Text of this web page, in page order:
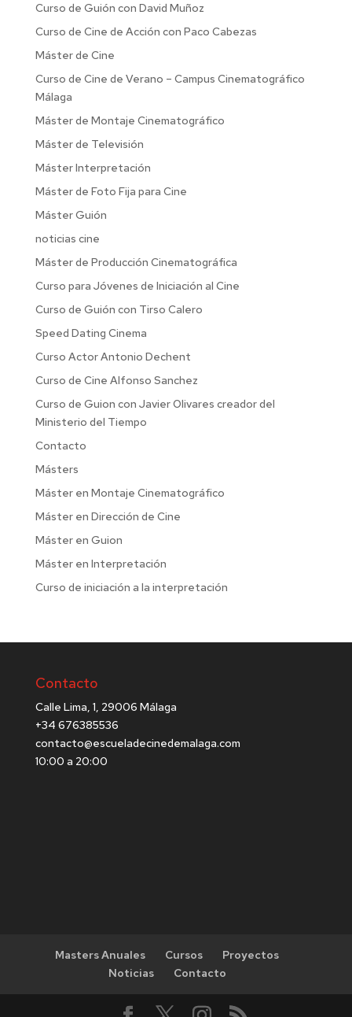
Curso de Guión con David Muñoz
Curso de Cine de Acción con Paco Cabezas
Máster de Cine
Curso de Cine de Verano – Campus Cinematográfico
Málaga
Máster de Montaje Cinematográfico
Máster de Televisión
Máster Interpretación
Máster de Foto Fija para Cine
Máster Guión
noticias cine
Máster de Producción Cinematográfica
Curso para Jóvenes de Iniciación al Cine
Curso de Guión con Tirso Calero
Speed Dating Cinema
Curso Actor Antonio Dechent
Curso de Cine Alfonso Sanchez
Curso de Guion con Javier Olivares creador del
Ministerio del Tiempo
Contacto
Másters
Máster en Montaje Cinematográfico
Máster en Dirección de Cine
Máster en Guion
Máster en Interpretación
Curso de iniciación a la interpretación
Contacto
Calle Lima, 1, 29006 Málaga
+34 676385536
contacto@escueladecinedemalaga.com
10:00 a 20:00
Masters Anuales Cursos
Proyectos
Noticias
Contacto